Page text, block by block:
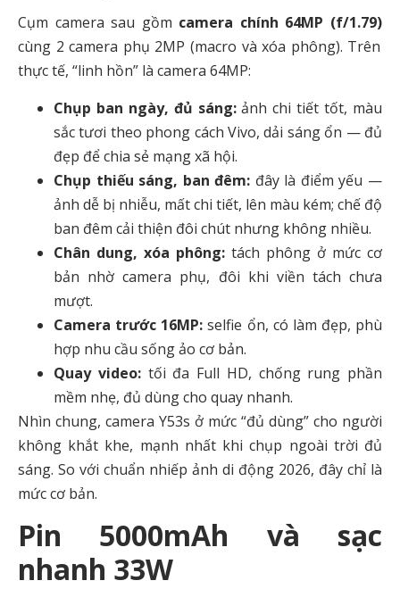
Cụm camera sau gồm camera chính 64MP (f/1.79)
cùng 2 camera phụ 2MP (macro và xóa phông). Trên
thực tế, “linh hồn” là camera 64MP:
Chụp ban ngày, đủ sáng:ảnh chi tiết tốt, màu
sắc tươi theo phong cách Vivo, dải sáng ổn — đủ
đẹp để chia sẻ mạng xã hội.
Chụp thiếu sáng, ban đêm: đây là điểm yếu —
ảnh dễ bị nhiễu, mất chi tiết, lên màu kém; chế độ
ban đêm cải thiện đôi chút nhưng không nhiều.
Chân dung, xóa phông: tách phông ở mức cơ
bản nhờ camera phụ, đôi khi viền tách chưa
mượt.
Camera trước 16MP: selfie ổn, có làm đẹp, phù
hợp nhu cầu sống ảo cơ bản.
Quay video:tối đa Full HD, chống rung phần
mềm nhẹ, đủ dùng cho quay nhanh.
Nhìn chung, camera Y53s ở mức “đủ dùng” cho người
không khắt khe, mạnh nhất khi chụp ngoài trời đủ
sáng. So với chuẩn nhiếp ảnh di động 2026, đây chỉ là
mức cơ bản.
Pin 5000mAh và sạc
nhanh 33W